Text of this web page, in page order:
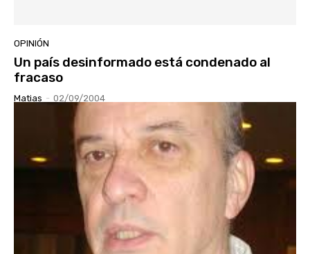
OPINIÓN
Un país desinformado está condenado al
fracaso
Matias - 02/09/2004